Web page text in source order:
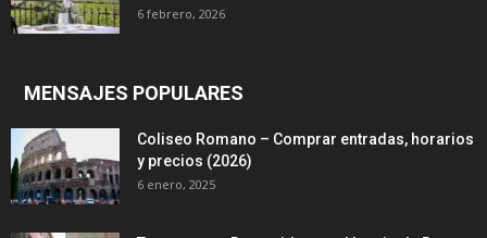
6 febrero, 2026
MENSAJES POPULARES
Coliseo Romano – Comprar entradas, horarios
y precios (2026)
6 enero, 2025